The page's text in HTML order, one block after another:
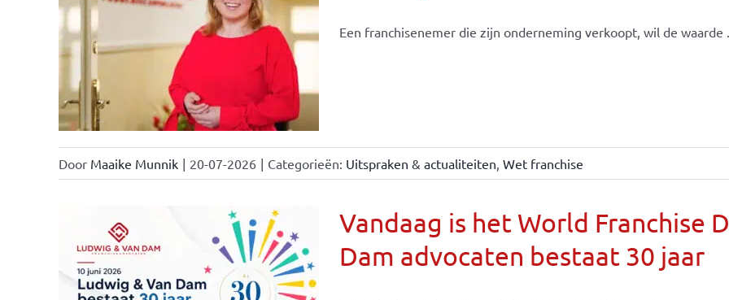
Een franchisenemer die zijn onderneming verkoopt, wil de waarde
Door Maaike Munnik | 20-07-2026 | Categorieën: Uitspraken & actualiteiten, Wet franchise
Vandaag is het World Franchise
Dam advocaten bestaat 30 jaar